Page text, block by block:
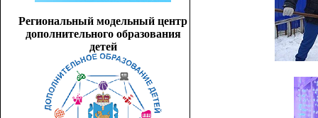
Региональный модельный центр
дополнительного образования
детей